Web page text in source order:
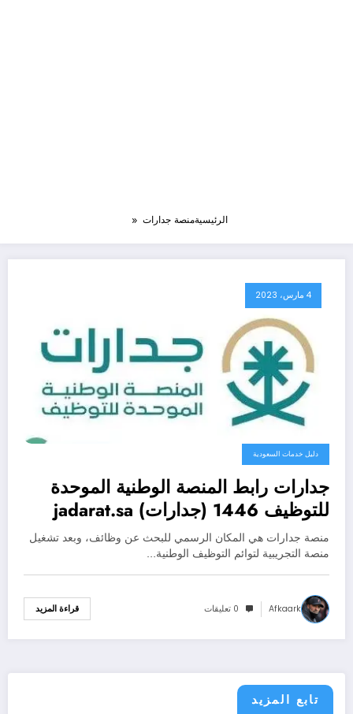
الرئيسيةمنصة جدارات
4 مارس، 2023
دليل خدمات السعودية
جدارات رابط المنصة الوطنية الموحدة
للتوظيف 1446 (جدارات) jadarat.sa
منصة جدارات هي المكان الرسمي للبحث عن وظائف، وبعد تشغيل
منصة التجريبية لتوائم التوظيف الوطنية…
Afkaark 0 تعليقات قراءة المزيد
تابع المزيد